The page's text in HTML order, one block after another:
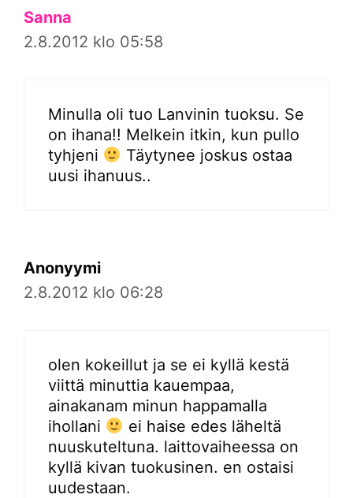
Sanna
2.8.2012 klo 05:58
Minulla oli tuo Lanvinin tuoksu. Se
on ihana!! Melkein itkin, kun pullo
tyhjeni
Täytynee joskus ostaa
uusi ihanuus..
Anonyymi
2.8.2012 klo 06:28
olen kokeillut ja se ei kyllä kestä
viittä minuttia kauempaa,
ainakanam minun happamalla
ihollani
ei haise edes läheltä
nuuskuteltuna. laittovaiheessa on
kyllä kivan tuokusinen. en ostaisi
uudestaan.